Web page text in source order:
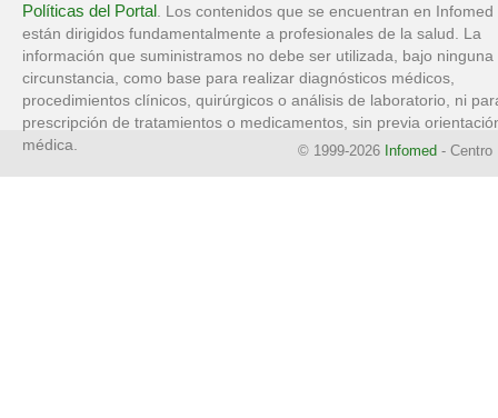
Políticas del Portal. Los contenidos que se encuentran en Infomed
están dirigidos fundamentalmente a profesionales de la salud. La
información que suministramos no debe ser utilizada, bajo ninguna
circunstancia, como base para realizar diagnósticos médicos,
procedimientos clínicos, quirúrgicos o análisis de laboratorio, ni
prescripción de tratamientos o medicamentos, sin previa
médica.
© 1999-2026 Infomed - Centro